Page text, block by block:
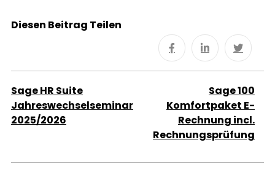
Diesen Beitrag Teilen
Sage HR Suite
Jahreswechselseminar
2025/2026
Sage 100
Komfortpaket E-
Rechnung incl.
Rechnungsprüfung